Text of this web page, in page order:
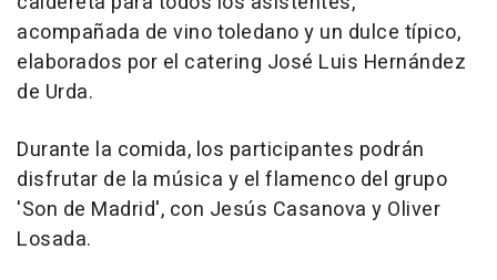
acompañada de vino toledano y un dulce típico,
elaborados por el catering José Luis Hernández
de Urda.
Durante la comida, los participantes podrán
disfrutar de la música y el flamenco del grupo
'Son de Madrid', con Jesús Casanova y Oliver
Losada.